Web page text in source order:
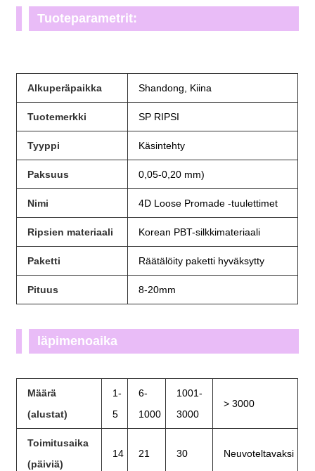
Tuoteparametrit:
Alkuperäpaikka Shandong, Kiina
Tuotemerkki SP RIPSI
Tyyppi Käsintehty
Paksuus 0,05-0,20 mm)
Nimi 4D Loose Promade -tuulettimet
Ripsien materiaali Korean PBT-silkkimateriaali
Paketti Räätälöity paketti hyväksytty
Pituus 8-20mm
läpimenoaika
Määrä
(alustat)
1-
5
6-
1000
1001-
3000
> 3000
Toimitusaika
(päiviä)
14 21 30 Neuvoteltavaksi